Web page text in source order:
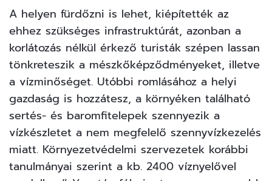
A helyen fürdőzni is lehet, kiépítették az
ehhez szükséges infrastruktúrát, azonban a
korlátozás nélkül érkező turisták szépen lassan
tönkreteszik a mészkőképződményeket, illetve
a vízminőséget. Utóbbi romlásához a helyi
gazdaság is hozzátesz, a környéken található
sertés- és baromfitelepek szennyezik a
vízkészletet a nem megfelelő szennyvízkezelés
miatt. Környezetvédelmi szervezetek korábbi
tanulmányai szerint a kb. 2400 víznyelővel